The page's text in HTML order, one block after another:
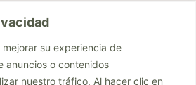
su experiencia de
anuncios o contenidos
nuestro tráfico. Al hacer clic en
y dificultades para expresar
clara y segura. Para quienes han
[…]